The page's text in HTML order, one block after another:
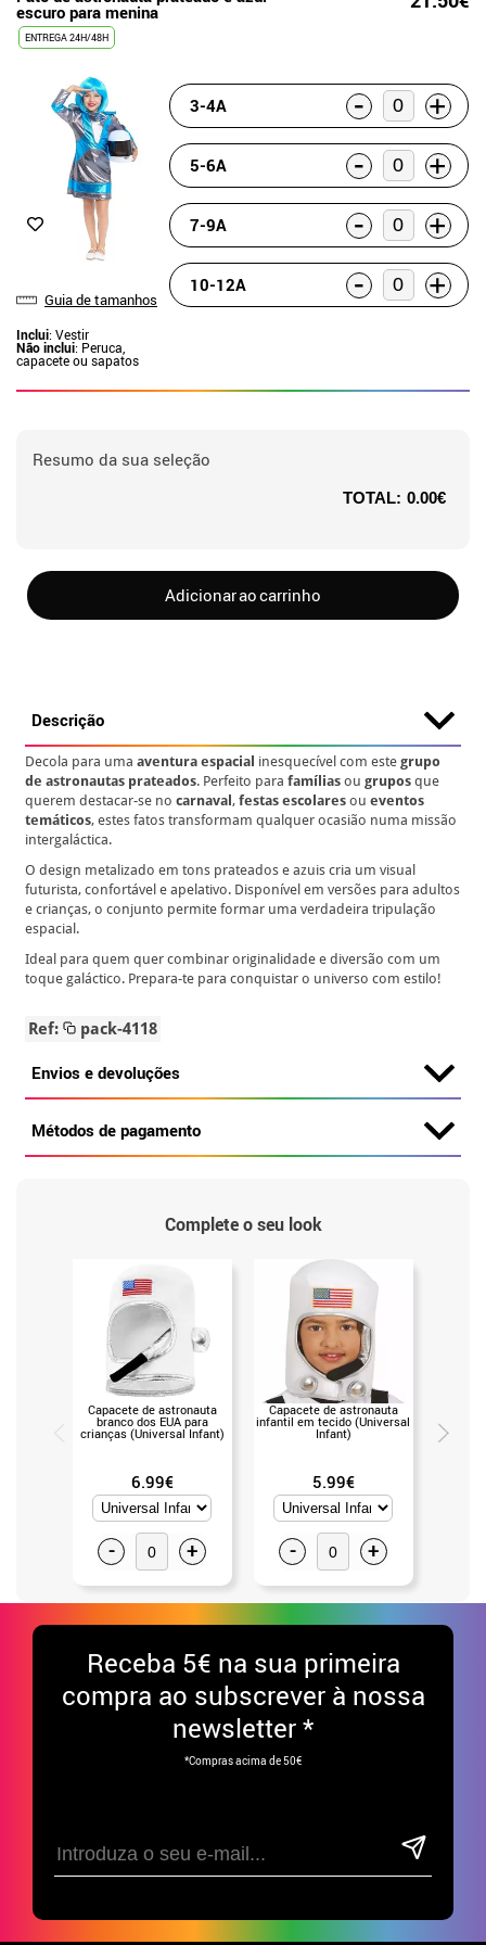
escuro para menina
ENTREGA 24H/48H
Guia de tamanhos
Inclui: Vestir
Não inclui: Peruca,
capacete ou sapatos
3-4A - +
5-6A - +
7-9A - +
10-12A - +
Resumo da sua seleção
TOTAL: 0.00€
Adicionar ao carrinho
Descrição
Decola para umaaventura espacial inesquecível com estegrupo
de astronautas prateados. Perfeito parafamílias ougrupos que
querem destacar-se nocarnaval,festas escolares oueventos
temáticos, estes fatos transformam qualquer ocasião numa missão
intergaláctica.
O design metalizado em tons prateados e azuis cria um visual
futurista, confortável e apelativo. Disponível em versões para adultos
e crianças, o conjunto permite formar uma verdadeira tripulação
espacial.
Ideal para quem quer combinar originalidade e diversão com um
toque galáctico. Prepara-te para conquistar o universo com estilo!
Ref: pack-4118
Envios e devoluções
Métodos de pagamento
Complete o seu look
Capacete de astronauta
branco dos EUA para
crianças (Universal Infant)
6.99€
- +
Capacete de astronauta
infantil em tecido (Universal
Infant)
5.99€
- +
Receba 5€ na sua primeira
compra ao subscrever à nossa
newsletter *
*Compras acima de 50€